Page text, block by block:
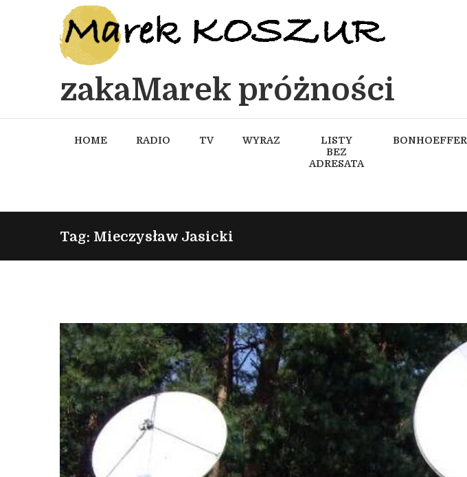
zakaMarek próżności
HOME RADIO TV WYRAZ
LISTY
BEZ
ADRESATA
BONHOEFFER
Tag: Mieczysław Jasicki